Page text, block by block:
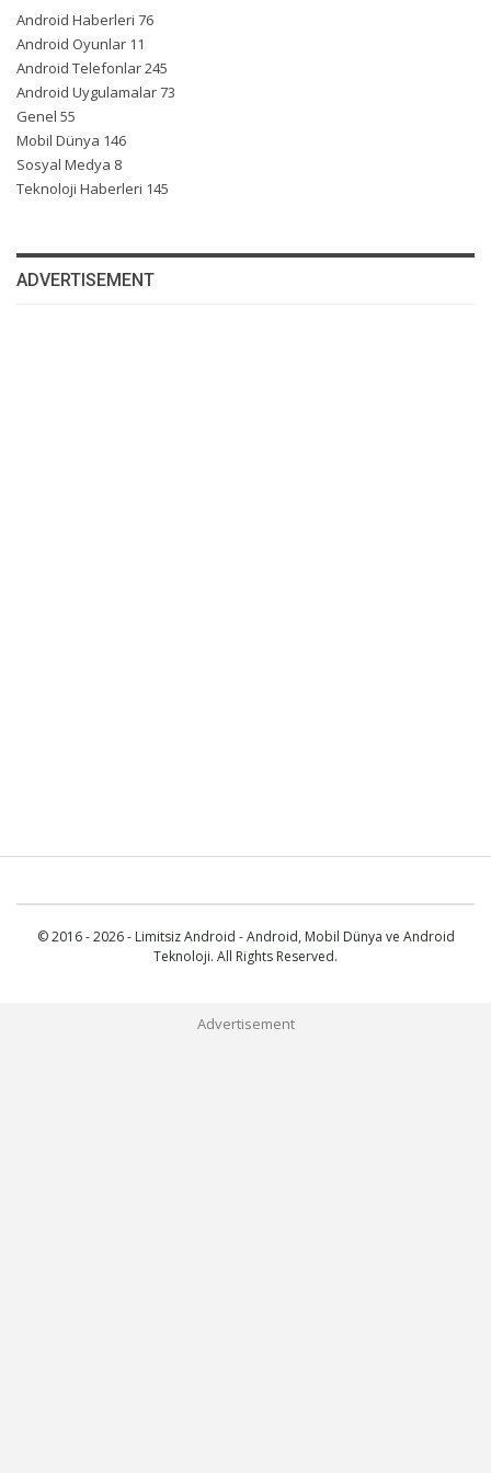
Android Haberleri 76
Android Oyunlar 11
Android Telefonlar245
Android Uygulamalar73
Genel 55
Mobil Dünya 146
Sosyal Medya 8
Teknoloji Haberleri 145
ADVERTISEMENT
© 2016 - 2026 - Limitsiz Android - Android, Mobil Dünya ve Android
Teknoloji. All Rights Reserved.
Advertisement